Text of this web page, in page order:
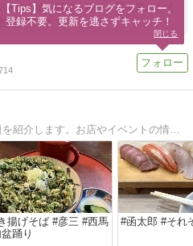
の土地に興味を抱き、足を運びたく
識しています。
東北の小さなイベントや話題を紹介します。お店やイベントの情報は、再度、確認願います。無断転載禁止。m(_ _)m
揚げそば #彦三 #西馬
踊り
#函太郎 #それ
【Tips】気になるブログをフォロー。
登録不要。更新を逃さずキャッチ！
閉じる